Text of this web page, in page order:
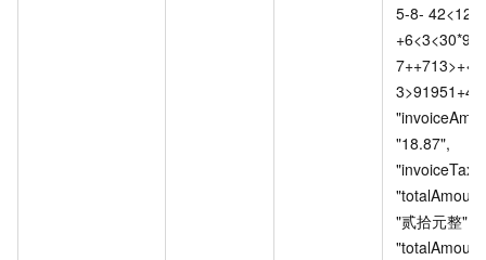
5-8- 42<12-
"18.87",
"贰拾元整",